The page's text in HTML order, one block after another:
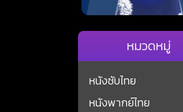
หมวดหมู่
หนังซับไทย
หนังพากย์ไทย